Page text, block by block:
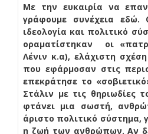
Με την ευκαιρία να
γράφουμε συνέχεια εδώ.
ιδεολογία και πολιτικό
οραματίστηκαν οι
Λένιν κ.α), ελάχιστη
που εφάρμοσαν στις
επεκράτησε το
Στάλιν με τις θηριωδίες
φτάνει μια σωστή,
άριστο πολιτικό σύστημα,
η ζωή των ανθρώπων. Αν